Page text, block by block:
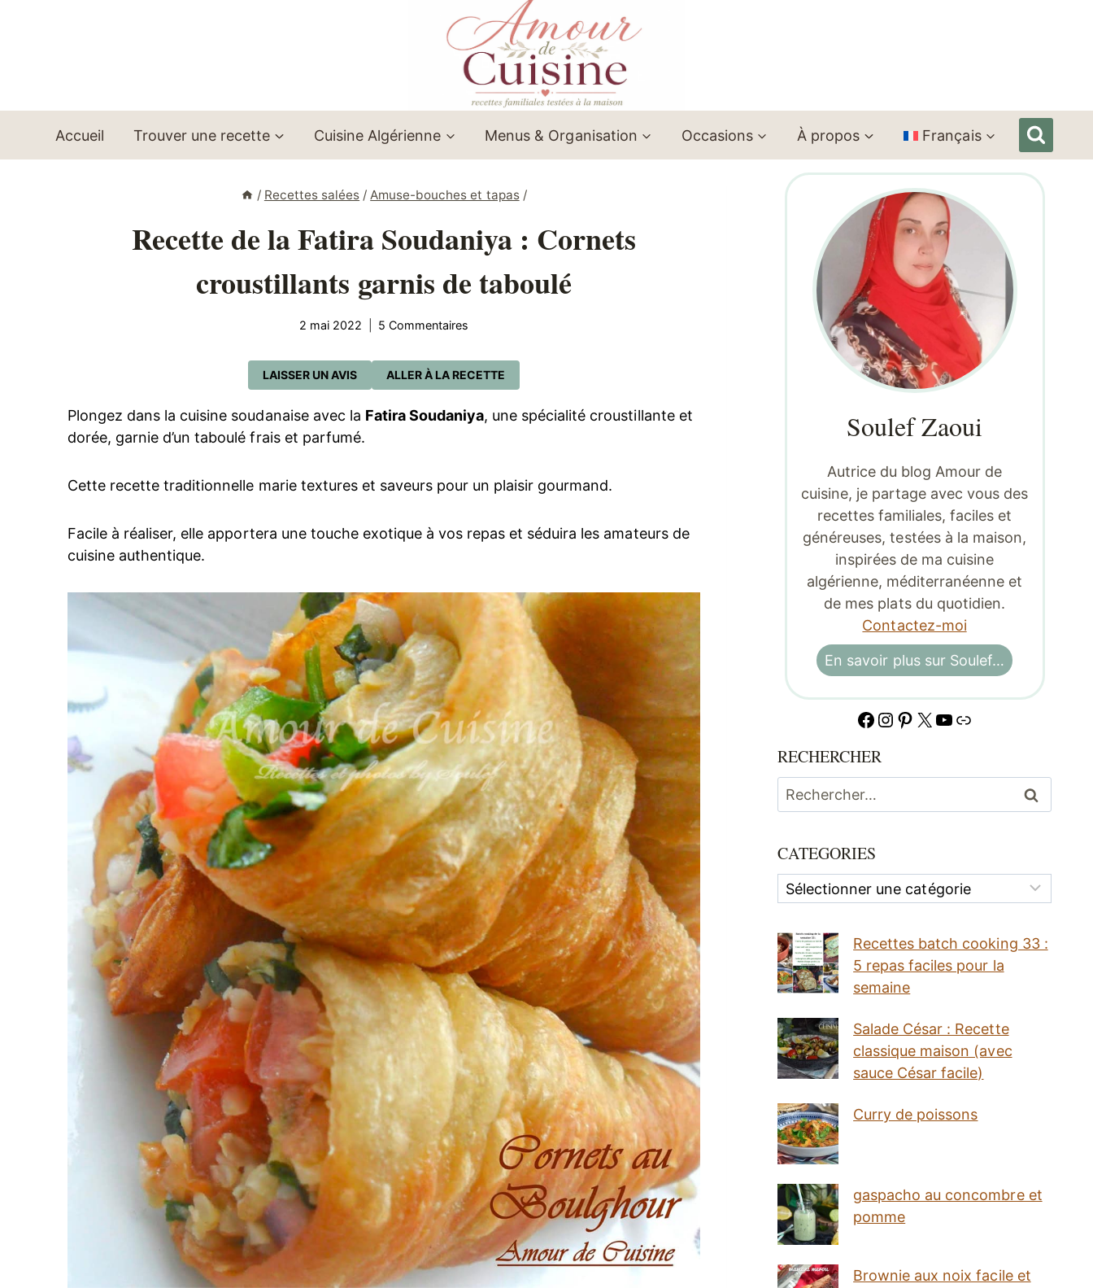
Accueil Trouver une recette Cuisine Algérienne Menus & Organisation Occasions À propos Français
/ Recettes salées / Amuse-bouches et tapas /
Recette de la Fatira Soudaniya : Cornets
croustillants garnis de taboulé
2 mai 2022 5 Commentaires
ALLER À LA RECETTE
LAISSER UN AVIS
Plongez dans la cuisine soudanaise avec la Fatira Soudaniya, une spécialité croustillante et
dorée, garnie d’un taboulé frais et parfumé.
Cette recette traditionnelle marie textures et saveurs pour un plaisir gourmand.
Facile à réaliser, elle apportera une touche exotique à vos repas et séduira les amateurs de
cuisine authentique.
Soulef Zaoui
Autrice du blog Amour de
cuisine, je partage avec vous des
recettes familiales, faciles et
généreuses, testées à la maison,
inspirées de ma cuisine
algérienne, méditerranéenne et
de mes plats du quotidien.
Contactez-moi
En savoir plus sur Soulef…
Facebook
Instagram
Pinterest
X YouTube
Lien
RECHERCHER
Rechercher :
CATEGORIES
Categories
Recettes batch cooking 33 :
5 repas faciles pour la
semaine
Salade César : Recette
classique maison (avec
sauce César facile)
Curry de poissons
gaspacho au concombre et
pomme
Brownie aux noix facile et